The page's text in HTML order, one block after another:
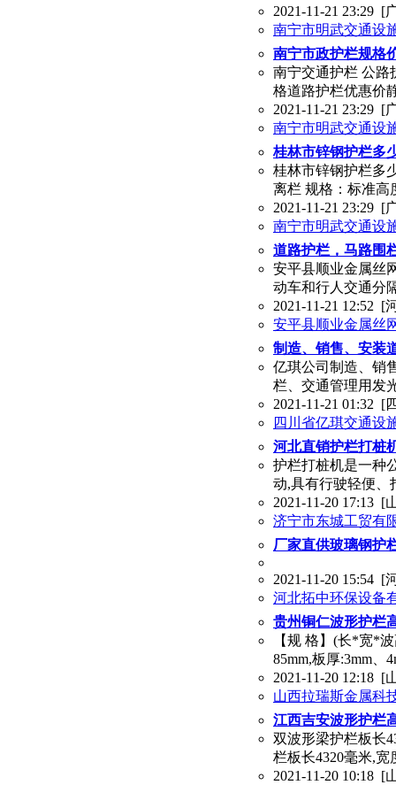
2021-11-21 23:29 [
南宁市明武交通设
南宁市政护栏规格
南宁交通护栏 公路
格道路护栏优惠价
2021-11-21 23:29 [
南宁市明武交通设
桂林市锌钢护栏多
桂林市锌钢护栏多
离栏 规格：标准高
2021-11-21 23:29 [
南宁市明武交通设
道路护栏，马路围
安平县顺业金属丝
动车和行人交通分
2021-11-21 12:52 [
安平县顺业金属丝
制造、销售、安装
亿琪公司制造、销
栏、交通管理用发
2021-11-21 01:32 [
四川省亿琪交通设
河北直销护栏打桩
护栏打桩机是一种
动,具有行驶轻便、
2021-11-20 17:13 [
济宁市东城工贸有
厂家直供玻璃钢护
2021-11-20 15:54 [
河北拓中环保设备
贵州铜仁波形护栏
【规 格】(长*宽*
85mm,板厚:3mm、
2021-11-20 12:18 [
山西拉瑞斯金属科
江西吉安波形护栏
双波形梁护栏板长
栏板长4320毫米,宽
2021-11-20 10:18 [